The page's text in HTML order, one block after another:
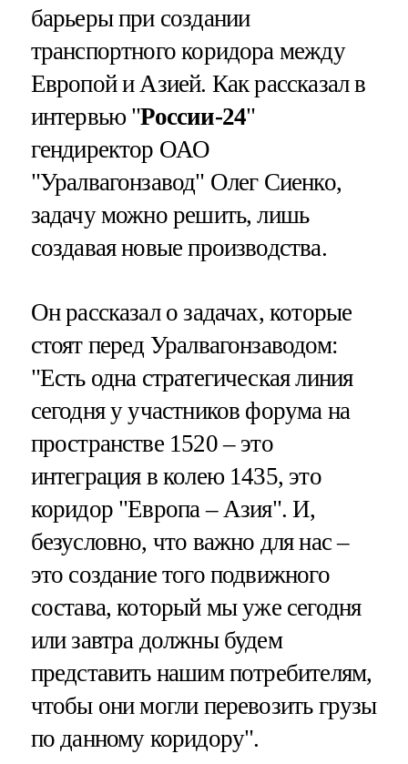
барьеры при создании
транспортного коридора между
Европой и Азией. Как рассказал в
интервью "России-24"
гендиректор ОАО
"Уралвагонзавод" Олег Сиенко,
задачу можно решить, лишь
создавая новые производства.
Он рассказал о задачах, которые
стоят перед Уралвагонзаводом:
"Есть одна стратегическая линия
сегодня у участников форума на
пространстве 1520 – это
интеграция в колею 1435, это
коридор "Европа – Азия". И,
безусловно, что важно для нас –
это создание того подвижного
состава, который мы уже сегодня
или завтра должны будем
представить нашим потребителям,
чтобы они могли перевозить грузы
по данному коридору".